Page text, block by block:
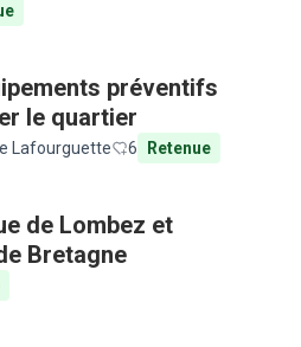
préventifs
le quartier
Lafourguette 6 Retenue
de Lombez et
Bretagne